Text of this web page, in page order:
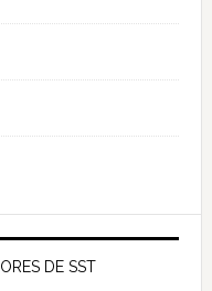
DE SST